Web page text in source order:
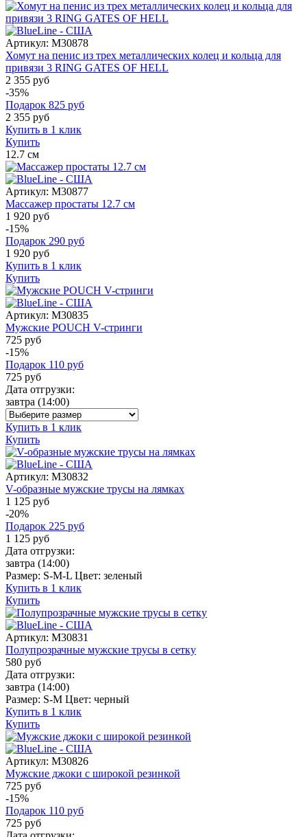
Артикул: M30878
Хомут на пенис из трех металлических колец и кольца для
привязи 3 RING GATES OF HELL
2 355 руб
-35%
Подарок 825 руб
2 355 руб
Купить в 1 клик
Купить
12.7 см
Артикул: M30877
Массажер простаты 12.7 см
1 920 руб
-15%
Подарок 290 руб
1 920 руб
Купить в 1 клик
Купить
Артикул: M30835
Мужские POUCH V-стринги
725 руб
-15%
Подарок 110 руб
725 руб
Дата отгрузки:
завтра (14:00)
Купить в 1 клик
Купить
Артикул: M30832
V-образные мужские трусы на лямках
1 125 руб
-20%
Подарок 225 руб
1 125 руб
Дата отгрузки:
завтра (14:00)
Размер: S-M-L Цвет: зеленый
Купить в 1 клик
Купить
Артикул: M30831
Полупрозрачные мужские трусы в сетку
580 руб
Дата отгрузки:
завтра (14:00)
Размер: S-M Цвет: черный
Купить в 1 клик
Купить
Артикул: M30826
Мужские джоки с широкой резинкой
725 руб
-15%
Подарок 110 руб
725 руб